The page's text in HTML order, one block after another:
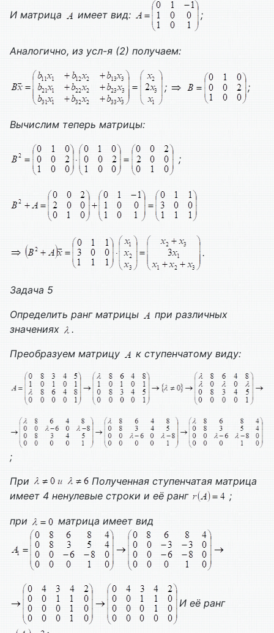
И матрица имеет вид: ;
Аналогично, из усл-я (2) получаем:
; ;
Вычислим теперь матрицы:
;
.
Задача 5
Определить ранг матрицы
при различных
значениях
.
Преобразуем матрицу
к ступенчатому виду:
;
При
Полученная ступенчатая матрица
имеет 4 ненулевые строки и её ранг
;
при матрица имеет вид
И её ранг